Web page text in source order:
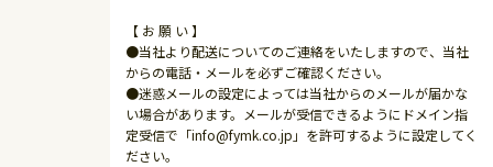
【 お 願 い 】
●当社より配送についてのご連絡をいたしますので、当社
からの電話・メールを必ずご確認ください。
●迷惑メールの設定によっては当社からのメールが届かな
い場合があります。メールが受信できるようにドメイン指
定受信で「info@fymk.co.jp」を許可するように設定してく
ださい。